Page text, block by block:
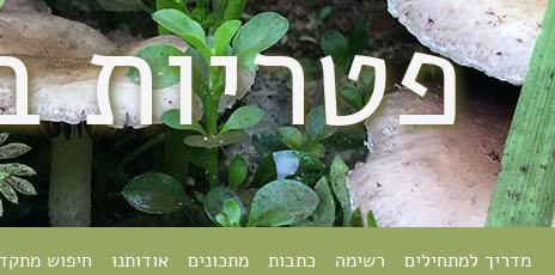
פטריות
מדריך למתחילים רשימה כתבות מתכונים אודותנו חיפוש